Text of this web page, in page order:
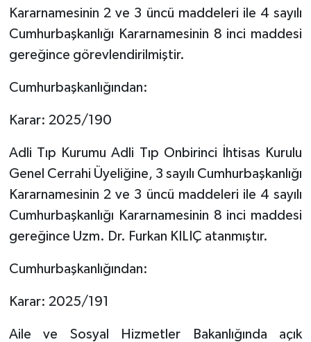
Kararnamesinin 2 ve 3 üncü maddeleri ile 4 sayılı
Cumhurbaşkanlığı Kararnamesinin 8 inci maddesi
gereğince görevlendirilmiştir.
Cumhurbaşkanlığından:
Karar: 2025/190
Adli Tıp Kurumu Adli Tıp Onbirinci İhtisas Kurulu
Genel Cerrahi Üyeliğine, 3 sayılı Cumhurbaşkanlığı
Kararnamesinin 2 ve 3 üncü maddeleri ile 4 sayılı
Cumhurbaşkanlığı Kararnamesinin 8 inci maddesi
gereğince Uzm. Dr. Furkan KILIÇ atanmıştır.
Cumhurbaşkanlığından:
Karar: 2025/191
Aile ve Sosyal Hizmetler Bakanlığında açık